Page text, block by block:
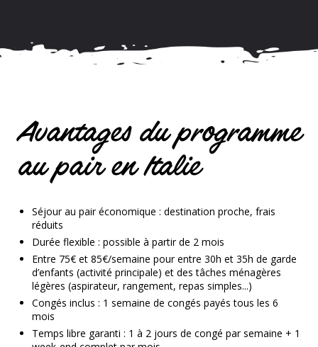
Avantages du programme
au pair en Italie
Séjour au pair économique : destination proche, frais
réduits
Durée flexible : possible à partir de 2 mois
Entre 75€ et 85€/semaine pour entre 30h et 35h de garde
d’enfants (activité principale) et des tâches ménagères
légères (aspirateur, rangement, repas simples...)
Congés inclus : 1 semaine de congés payés tous les 6
mois
Temps libre garanti : 1 à 2 jours de congé par semaine + 1